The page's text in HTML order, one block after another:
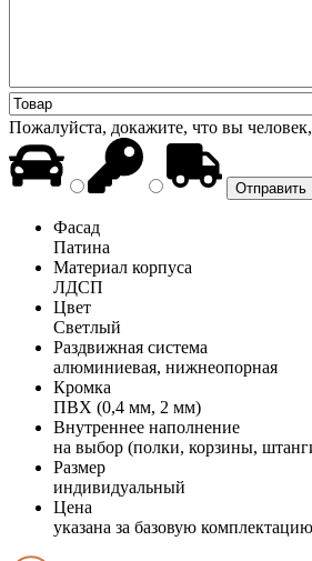
Пожалуйста, докажите, что вы
Фасад
Патина
Материал корпуса
ЛДСП
Цвет
Светлый
Раздвижная система
алюминиевая, нижнеопорная
Кромка
ПВХ (0,4 мм, 2 мм)
Внутреннее наполнение
на выбор (полки, корзины,
Размер
индивидуальный
Цена
указана за базовую комплектацию